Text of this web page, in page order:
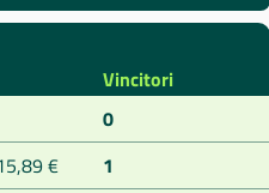
Vincitori
0
€
1